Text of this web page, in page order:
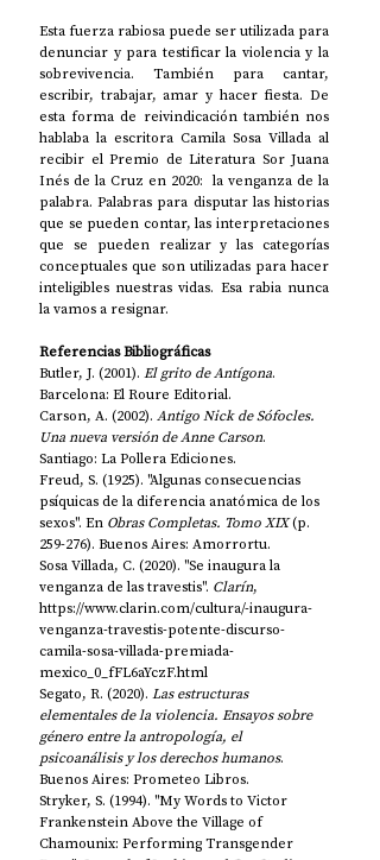
Esta fuerza rabiosa puede ser utilizada para
denunciar y para testificar la violencia y la
sobrevivencia. También para cantar,
escribir, trabajar, amar y hacer fiesta. De
esta forma de reivindicación también nos
hablaba la escritora Camila Sosa Villada al
recibir el Premio de Literatura Sor Juana
Inés de la Cruz en 2020:  la venganza de la
palabra. Palabras para disputar las historias
que se pueden contar, las interpretaciones
que se pueden realizar y las categorías
conceptuales que son utilizadas para hacer
inteligibles nuestras vidas. Esa rabia nunca
la vamos a resignar.
Referencias Bibliográficas
​​Butler, J. (2001). El grito de Antígona.
Barcelona: El Roure Editorial.
Carson, A. (2002). Antigo Nick de Sófocles.
Una nueva versión de Anne Carson.
Santiago: La Pollera Ediciones.
Freud, S. (1925). "Algunas consecuencias
psíquicas de la diferencia anatómica de los
sexos". En Obras Completas. Tomo XIX (p.
259-276). Buenos Aires: Amorrortu.
Sosa Villada, C. (2020). "Se inaugura la
venganza de las travestis". Clarín,
https://www.clarin.com/cultura/-inaugura-
venganza-travestis-potente-discurso-
camila-sosa-villada-premiada-
mexico_0_fFL6aYczF.html
Segato, R. (2020). Las estructuras
elementales de la violencia. Ensayos sobre
género entre la antropología, el
psicoanálisis y los derechos humanos.
Buenos Aires: Prometeo Libros.
Stryker, S. (1994). "My Words to Victor
Frankenstein Above the Village of
Chamounix: Performing Transgender